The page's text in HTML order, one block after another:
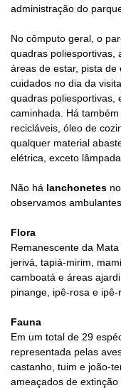
administração do
No cômputo geral, o
quadras poliesportivas,
áreas de estar, pista de
cuidados no dia da
quadras poliesportivas,
caminhada. Há também
recicláveis, óleo de
qualquer material
elétrica, exceto
Não há lanchonetes
observamos
Flora
Remanescente da
jerivá, tapiá-mirim,
camboatá e áreas
pinange, ipê-rosa e ipê-
Fauna
Em um total de 29
representada pelas
castanho, tuim e joão-
ameaçados de